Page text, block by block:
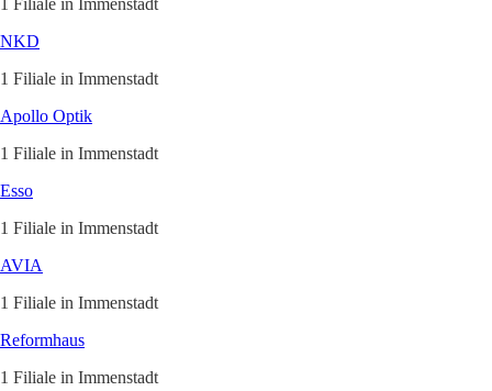
NKD
1 Filiale in Immenstadt
Apollo Optik
1 Filiale in Immenstadt
Esso
1 Filiale in Immenstadt
AVIA
1 Filiale in Immenstadt
Reformhaus
1 Filiale in Immenstadt